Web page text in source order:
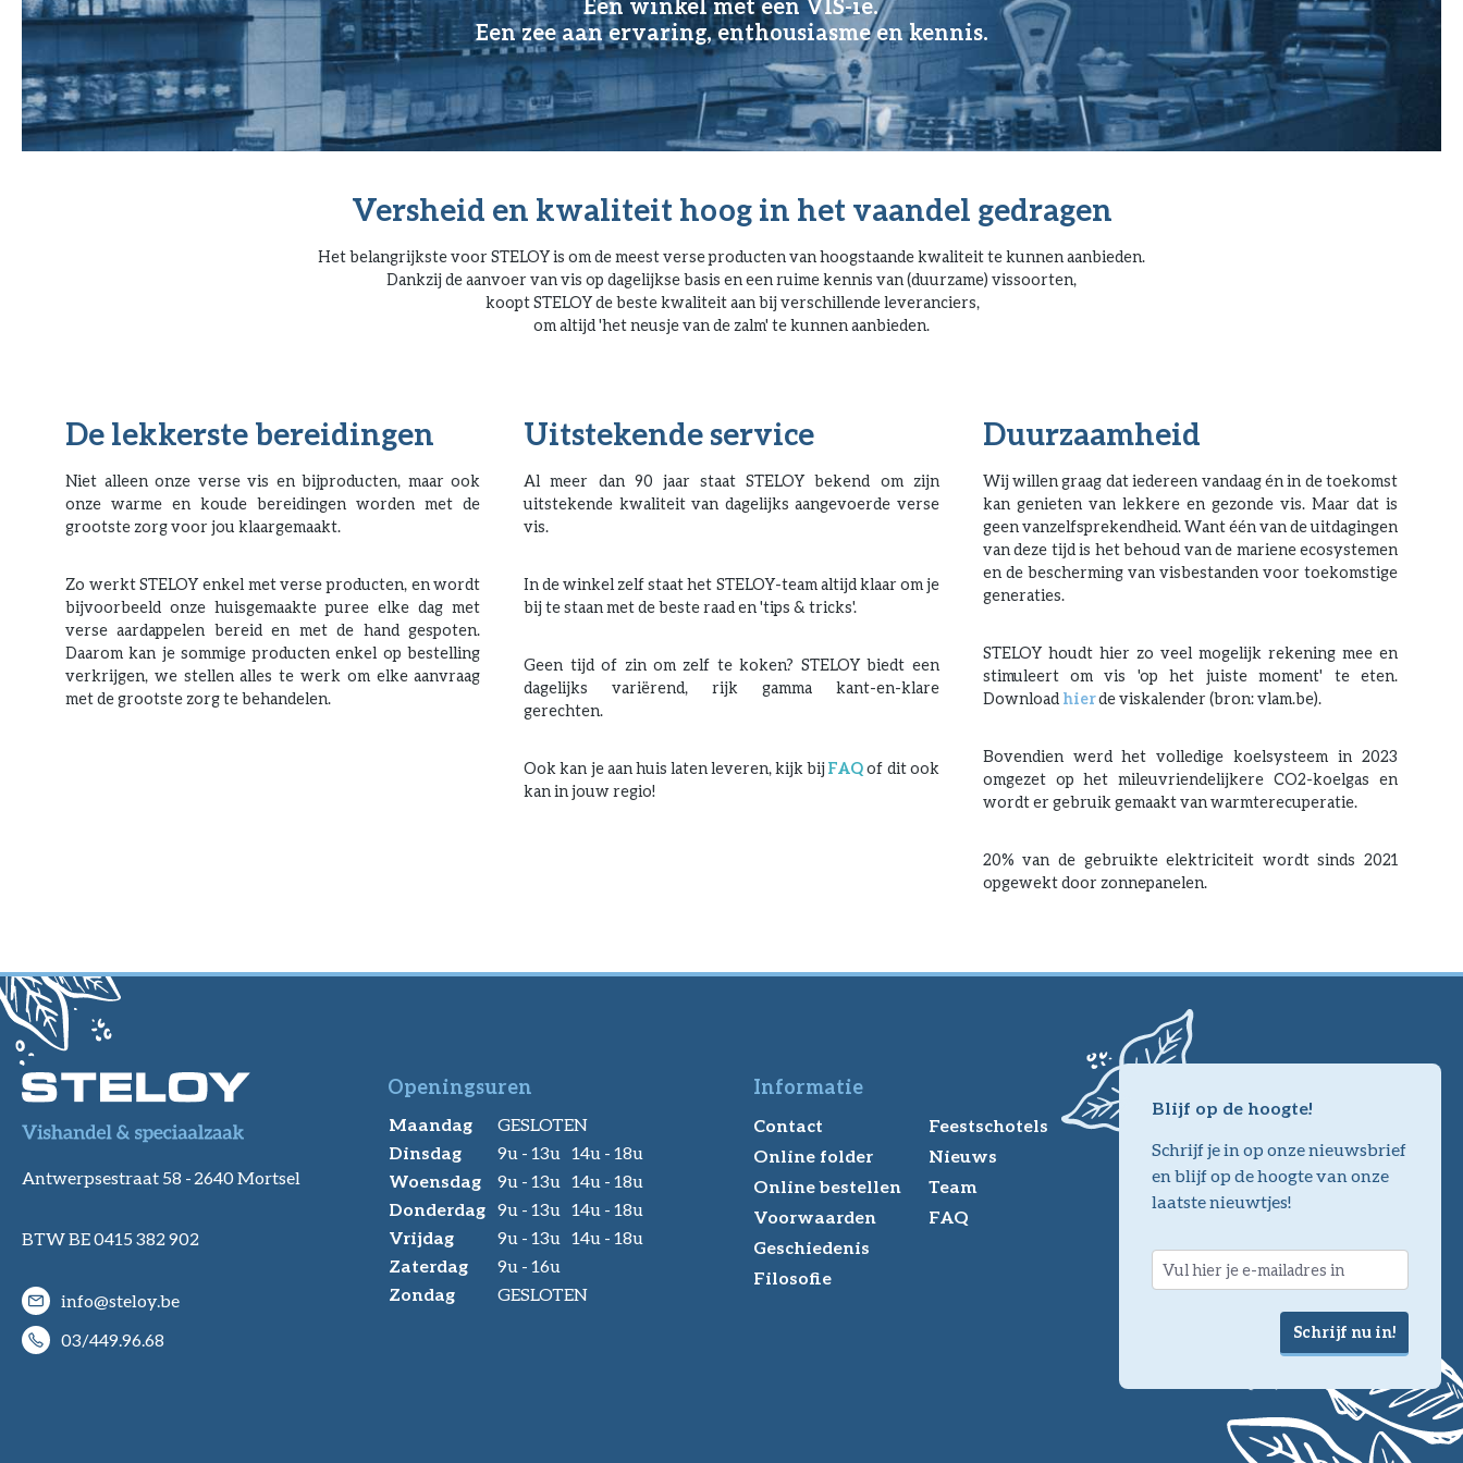
Een zee aan ervaring, enthousiasme en kennis.
Versheid en kwaliteit hoog in het vaandel gedragen
Het belangrijkste voor STELOY is om de meest verse producten van hoogstaande kwaliteit te kunnen aanbieden.
Dankzij de aanvoer van vis op dagelijkse basis en een ruime kennis van (duurzame) vissoorten,
koopt STELOY de beste kwaliteit aan bij verschillende leveranciers,
om altijd 'het neusje van de zalm' te kunnen aanbieden.
De lekkerste bereidingen
Niet alleen onze verse vis en bijproducten, maar ook
onze warme en koude bereidingen worden met de
grootste zorg voor jou klaargemaakt.
Zo werkt STELOY enkel met verse producten, en wordt
bijvoorbeeld onze huisgemaakte puree elke dag met
verse aardappelen bereid en met de hand gespoten.
Daarom kan je sommige producten enkel op bestelling
verkrijgen, we stellen alles te werk om elke aanvraag
met de grootste zorg te behandelen.
Uitstekende service
Al meer dan 90 jaar staat STELOY bekend om zijn
uitstekende kwaliteit van dagelijks aangevoerde verse
vis.
In de winkel zelf staat het STELOY-team altijd klaar om je
bij te staan met de beste raad en 'tips & tricks'.
Geen tijd of zin om zelf te koken? STELOY biedt een
dagelijks variërend, rijk gamma kant-en-klare
gerechten.
Ook kan je aan huis laten leveren, kijk bij FAQof dit ook
kan in jouw regio!
Duurzaamheid
Wij willen graag dat iedereen vandaag én in de toekomst
kan genieten van lekkere en gezonde vis. Maar dat is
geen vanzelfsprekendheid. Want één van de uitdagingen
van deze tijd is het behoud van de mariene ecosystemen
en de bescherming van visbestanden voor toekomstige
generaties.
STELOY houdt hier zo veel mogelijk rekening mee en
stimuleert om vis 'op het juiste moment' te eten.
Download hierde viskalender (bron: vlam.be).
Bovendien werd het volledige koelsysteem in 2023
omgezet op het mileuvriendelijkere CO2-koelgas en
wordt er gebruik gemaakt van warmterecuperatie.
20% van de gebruikte elektriciteit wordt sinds 2021
opgewekt door zonnepanelen.
Antwerpsestraat 58 - 2640 Mortsel
BTW BE 0415 382 902
info@steloy.be
03/449.96.68
Openingsuren
Maandag
GESLOTEN
Dinsdag
9u - 13u 14u - 18u
Woensdag
9u - 13u 14u - 18u
Donderdag 9u - 13u 14u - 18u
Vrijdag
9u - 13u 14u - 18u
Zaterdag
9u - 16u
Zondag
GESLOTEN
Informatie
Contact
Online folder
Online bestellen
Voorwaarden
Geschiedenis
Filosofie
Feestschotels
Nieuws
Team
FAQ
Blijf op de hoogte!
Schrijf je in op onze nieuwsbrief
en blijf op de hoogte van onze
laatste nieuwtjes!
Schrijf nu in!